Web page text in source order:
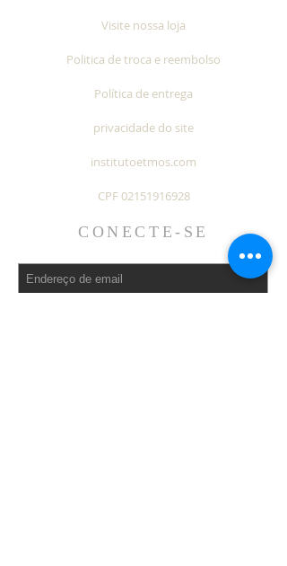
Visite nossa loja
Politica de troca e reembolso
Política de entrega
privacidade do site
institutoetmos.com
CPF02151916928
CONECTE-SE